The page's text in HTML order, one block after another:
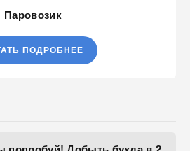
Паровозик
ПОДРОБНЕЕ